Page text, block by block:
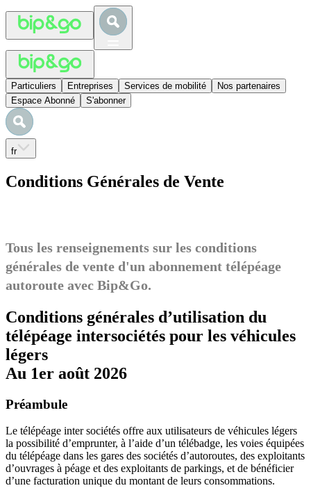
Particuliers Entreprises Services de mobilité
Nos partenaires
Espace Abonné
S'abonner
fr
Conditions Générales de Vente
Tous les renseignements sur les conditions
générales de vente d'un abonnement télépéage
autoroute avec Bip&Go.
Conditions générales d’utilisation du
télépéage intersociétés pour les véhicules
légers
Au 1er août 2026
Préambule
Le télépéage inter sociétés offre aux utilisateurs de véhicules légers
la possibilité d’emprunter, à l’aide d’un télébadge, les voies équipées
du télépéage dans les gares des sociétés d’autoroutes, des exploitants
d’ouvrages à péage et des exploitants de parkings, et de bénéficier
d’une facturation unique du montant de leurs consommations.